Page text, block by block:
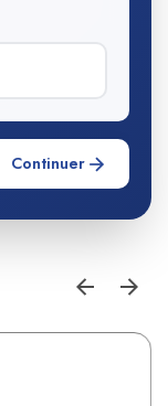
Continuer